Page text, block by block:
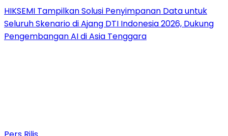
HIKSEMI Tampilkan Solusi Penyimpanan Data untuk
Seluruh Skenario di Ajang DTI Indonesia 2026, Dukung
Pengembangan AI di Asia Tenggara